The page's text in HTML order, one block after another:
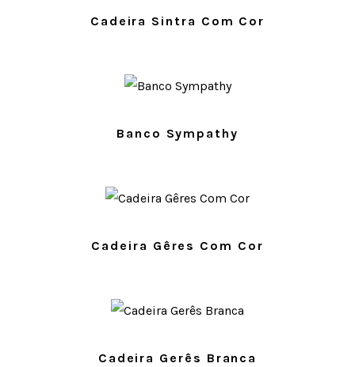
Cadeira Sintra Com Cor
Banco Sympathy
Cadeira Gêres Com Cor
Cadeira Gerês Branca